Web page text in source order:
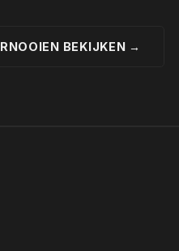
BEKIJKEN →